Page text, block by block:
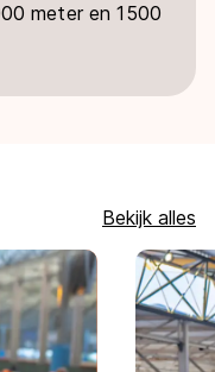
meter en 1500
Bekijk alles